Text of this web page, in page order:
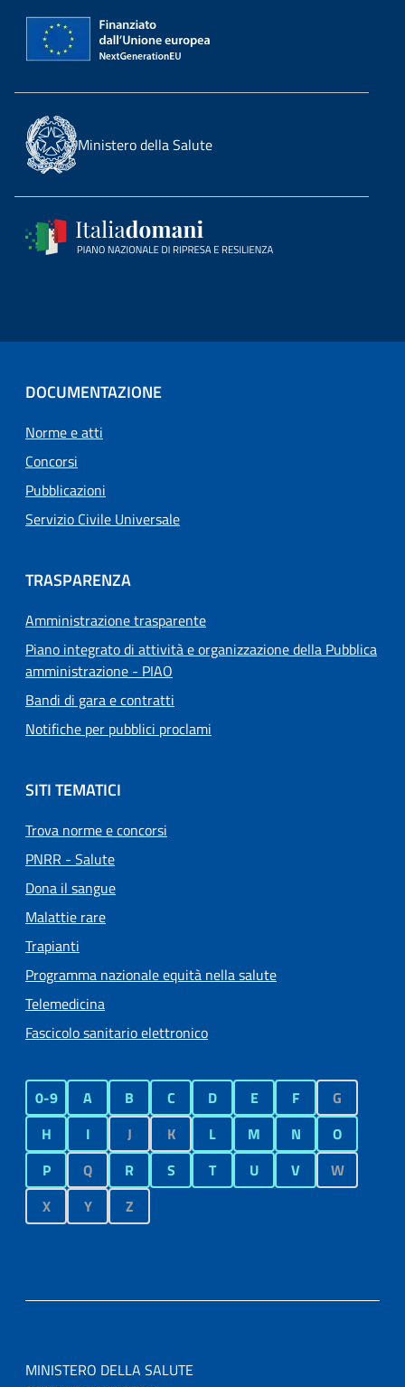
Ministero della Salute
DOCUMENTAZIONE
Norme e atti
Concorsi
Pubblicazioni
Servizio Civile Universale
TRASPARENZA
Amministrazione trasparente
Piano integrato di attività e organizzazione della Pubblica
amministrazione - PIAO
Bandi di gara e contratti
Notifiche per pubblici proclami
SITI TEMATICI
Trova norme e concorsi
PNRR - Salute
Dona il sangue
Malattie rare
Trapianti
Programma nazionale equità nella salute
Telemedicina
Fascicolo sanitario elettronico
0-9 A B C D E F
G
H
I J K L M N
O
P
Q R S T U V
W
X
Y Z
MINISTERO DELLA SALUTE